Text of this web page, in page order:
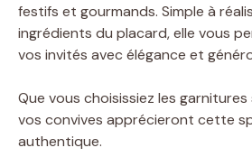
festifs et gourmands. Simple à
ingrédients du placard, elle vous
vos invités avec élégance et
Que vous choisissiez les
vos convives apprécieront cette
authentique.